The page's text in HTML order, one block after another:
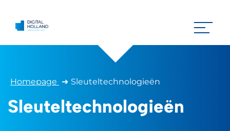
Homepage ➜ Sleuteltechnologieën
Sleuteltechnologieën